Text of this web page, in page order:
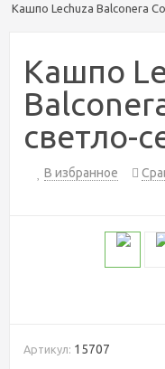
Кашпо Lechuza Balconera
Кашпо
светло-
В избранное
Артикул: 15707